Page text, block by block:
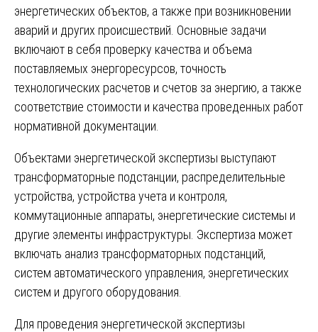
энергетических объектов, а также при возникновении
аварий и других происшествий. Основные задачи
включают в себя проверку качества и объема
поставляемых энергоресурсов, точность
технологических расчетов и счетов за энергию, а также
соответствие стоимости и качества проведенных работ
нормативной документации.
Объектами энергетической экспертизы выступают
трансформаторные подстанции, распределительные
устройства, устройства учета и контроля,
коммутационные аппараты, энергетические системы и
другие элементы инфраструктуры. Экспертиза может
включать анализ трансформаторных подстанций,
систем автоматического управления, энергетических
систем и другого оборудования.
Для проведения энергетической экспертизы